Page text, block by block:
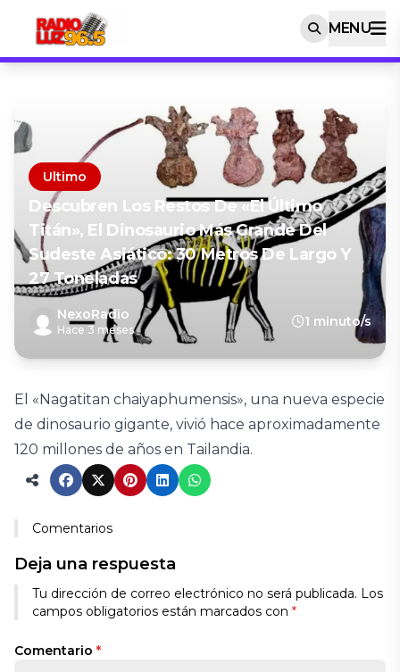
MENU
Ultimo
Descubren Los Restos De «El Último
Titán», El Dinosaurio Más Grande Del
Sudeste Asiático: 30 Metros De Largo Y
27 Toneladas
NexoRadio
Hace 3 meses
1 minuto/s
El «Nagatitan chaiyaphumensis», una nueva especie
de dinosaurio gigante, vivió hace aproximadamente
120 millones de años en Tailandia.
Comentarios
Deja una respuesta
Tu dirección de correo electrónico no será publicada. Los
campos obligatorios están marcados con *
Comentario *